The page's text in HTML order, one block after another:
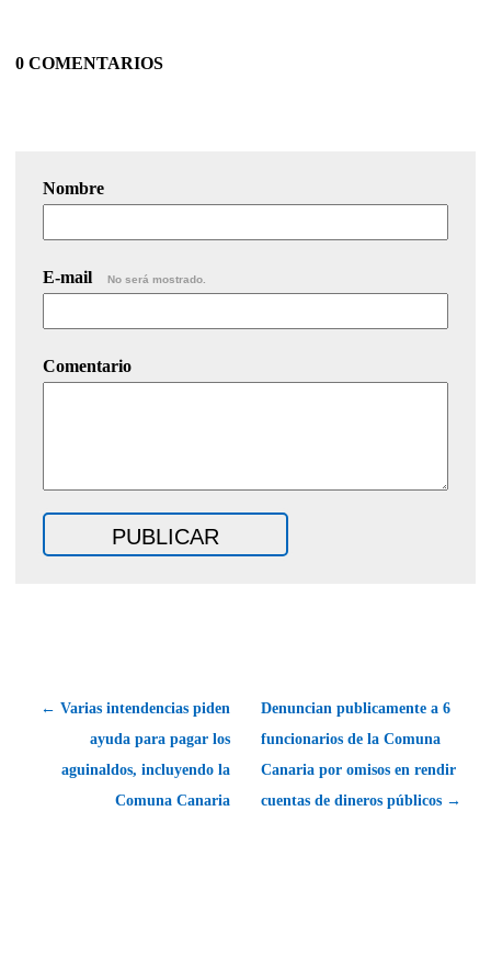
0 COMENTARIOS
Nombre
E-mail No será mostrado.
Comentario
← Varias intendencias piden
ayuda para pagar los
aguinaldos, incluyendo la
Comuna Canaria
Denuncian publicamente a 6
funcionarios de la Comuna
Canaria por omisos en rendir
cuentas de dineros públicos →